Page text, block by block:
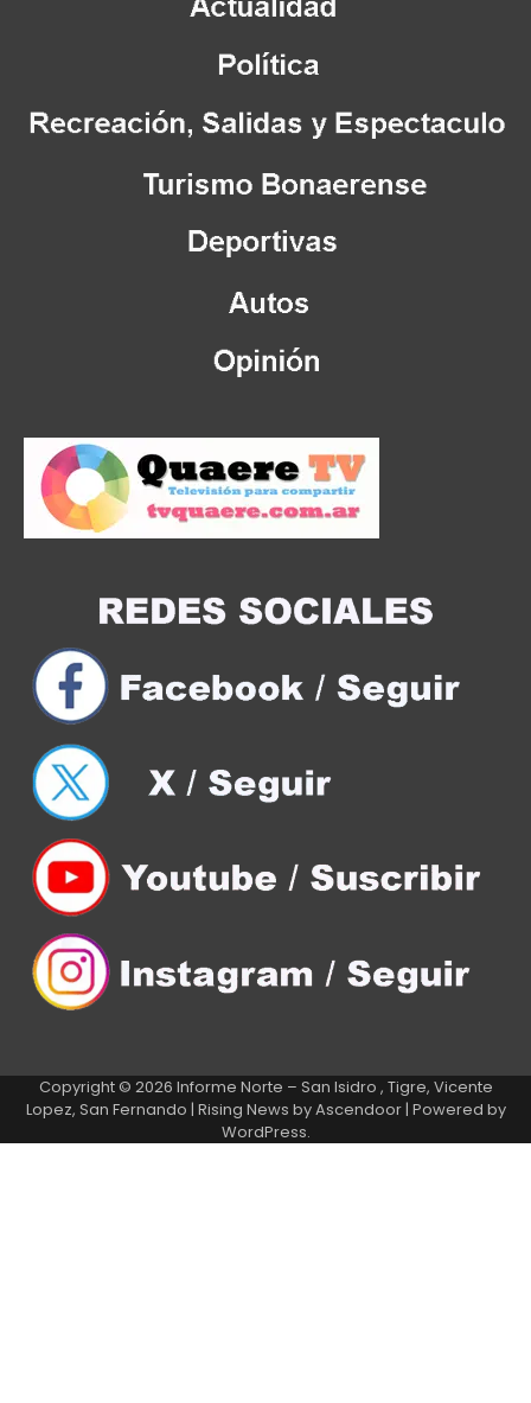
Copyright © 2026 Informe Norte – San Isidro , Tigre, Vicente
Lopez, San Fernando | Rising News byAscendoor| Powered by
WordPress.